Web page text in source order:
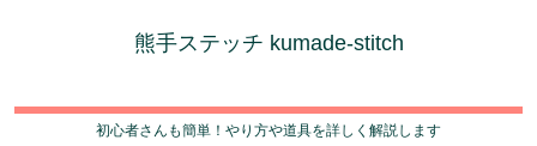
熊手ステッチ kumade-stitch
初心者さんも簡単！やり方や道具を詳しく解説します